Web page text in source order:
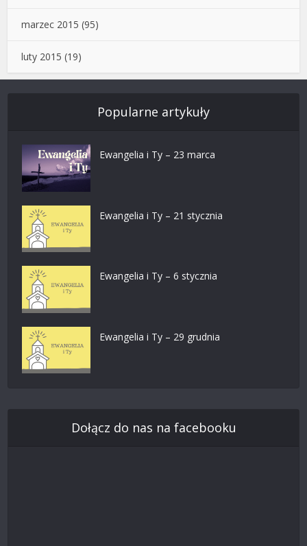
marzec 2015 (95)
luty 2015 (19)
Popularne artykuły
Ewangelia i Ty – 23 marca
Ewangelia i Ty – 21 stycznia
Ewangelia i Ty – 6 stycznia
Ewangelia i Ty – 29 grudnia
Dołącz do nas na facebooku